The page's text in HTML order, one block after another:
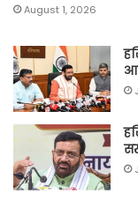
August 1, 2026